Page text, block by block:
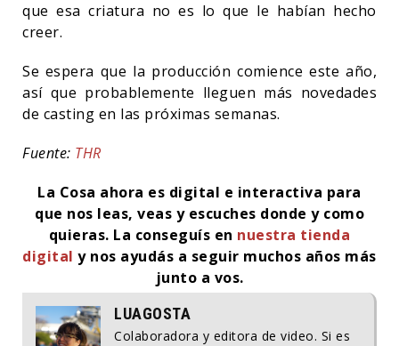
que esa criatura no es lo que le habían hecho
creer.
Se espera que la producción comience este año,
así que probablemente lleguen más novedades
de casting en las próximas semanas.
Fuente: THR
La Cosa ahora es digital e interactiva para
que nos leas, veas y escuches donde y como
quieras. La conseguís en nuestra tienda
digital y nos ayudás a seguir muchos años más
junto a vos.
LUAGOSTA
Colaboradora y editora de video. Si es